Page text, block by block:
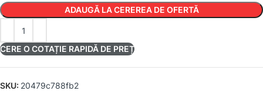
ADAUGĂ LA CEREREA DE OFERTĂ
CERE O COTAȚIE RAPIDĂ DE PREȚ
SKU: 20479c788fb2